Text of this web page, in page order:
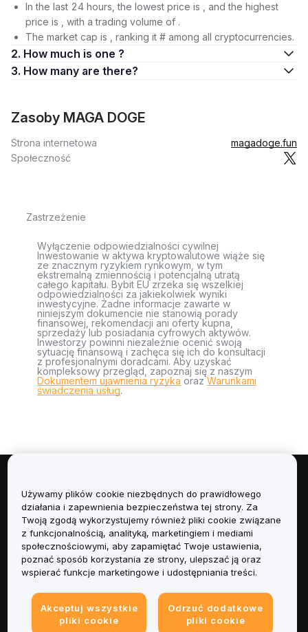
In the last 24 hours, the lowest price is , and the highest
price is , with a trading volume of .
The market cap is , ranking it # among all cryptocurrencies.
2. How much is one ?
3. How many are there?
Zasoby MAGA DOGE
Strona internetowa
magadoge.fun
Społeczność
Zastrzeżenie
Wyłączenie odpowiedzialności cywilnej
Inwestowanie w aktywa kryptowalutowe wiąże się
ze znacznym ryzykiem rynkowym, w tym
ekstremalną zmiennością i potencjalną utratą
całego kapitału. Bybit EU zrzeka się wszelkiej
odpowiedzialności za jakiekolwiek wyniki
inwestycyjne. Żadne informacje zawarte w
niniejszym dokumencie nie stanowią porady
finansowej, rekomendacji ani oferty kupna,
sprzedaży lub posiadania cyfrowych aktywów.
Inwestorzy powinni niezależnie ocenić swoją
sytuację finansową i zachęca się ich do konsultacji
z profesjonalnymi doradcami. Aby uzyskać
kompleksowy przegląd, zapoznaj się z naszym
Dokumentem ujawnienia ryzyka orazWarunkami
świadczenia usług.
Informacje
Usługi
Obsługa Klienta
Informacje prawne
Używamy plików cookie niezbędnych do prawidłowego
działania i zapewnienia bezpieczeństwa tej strony. Za
Twoją zgodą wykorzystujemy również pliki cookie związane
z funkcjonalnością, analityką, marketingiem i mediami
społecznościowymi, aby zapamiętać Twoje ustawienia,
poznać sposób korzystania ze strony, ulepszać ją oraz
wspierać funkcje marketingowe i udostępniania treści.
Akceptuj wszystkie
pliki cookie
Odrzuć dodatkowe
pliki cookie